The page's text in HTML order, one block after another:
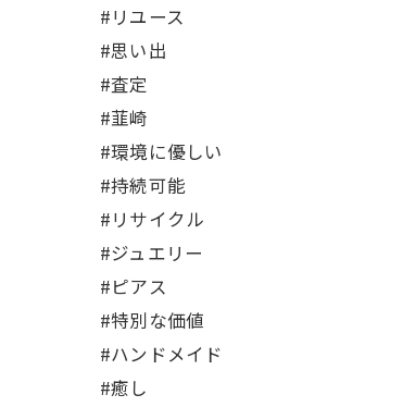
#リユース
#思い出
#査定
#韮崎
#環境に優しい
#持続可能
#リサイクル
#ジュエリー
#ピアス
#特別な価値
#ハンドメイド
#癒し